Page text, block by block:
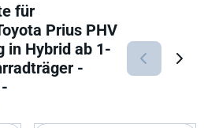
für
Prius PHV
in Hybrid ab 1-
-